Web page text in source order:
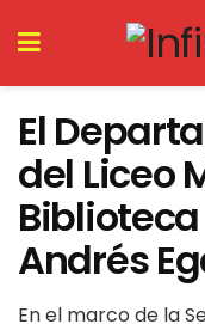
El
del Liceo
Biblioteca
Andrés
En el marco de la